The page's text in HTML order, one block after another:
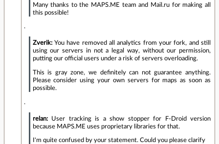
Many thanks to the MAPS.ME team and Mail.ru for making all
this possible!
.
Zverik:You have removed all analytics from your fork, and still
using our servers in not a legal way, without our permission,
putting our official users under a risk of servers overloading.
This is gray zone, we definitely can not guarantee anything.
Please consider using your own servers for maps as soon as
possible.
.
relan:User tracking is a show stopper for F-Droid version
because MAPS.ME uses proprietary libraries for that.
I'm quite confused by your statement. Could you please clarify